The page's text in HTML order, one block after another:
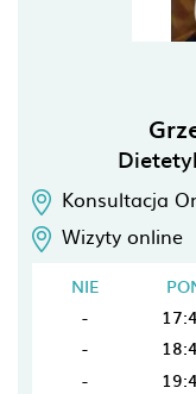
Konsultacja
Wizyty online
NIE
-
-
-